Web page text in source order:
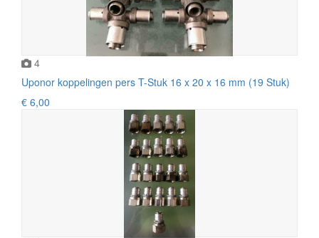
4
Uponor koppelingen pers T-Stuk 16 x 20 x 16 mm (19 Stuk)
€ 6,00